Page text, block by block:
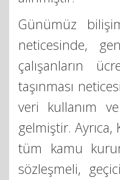
Günümüz
neticesinde,
çalışanların
taşınması
veri kullanım
gelmiştir.
tüm kamu
sözleşmeli,